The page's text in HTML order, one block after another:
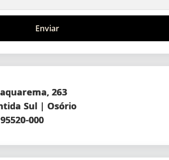
Enviar
263
Sul | Osório
000